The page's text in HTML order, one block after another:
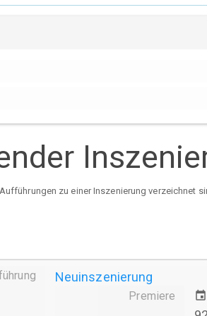
zu einer Inszenierung verzeichnet
Neuinszenierung
Premiere event